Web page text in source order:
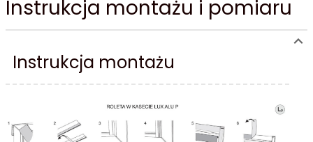
Instrukcja montażu i pomiaru
Instrukcja montażu